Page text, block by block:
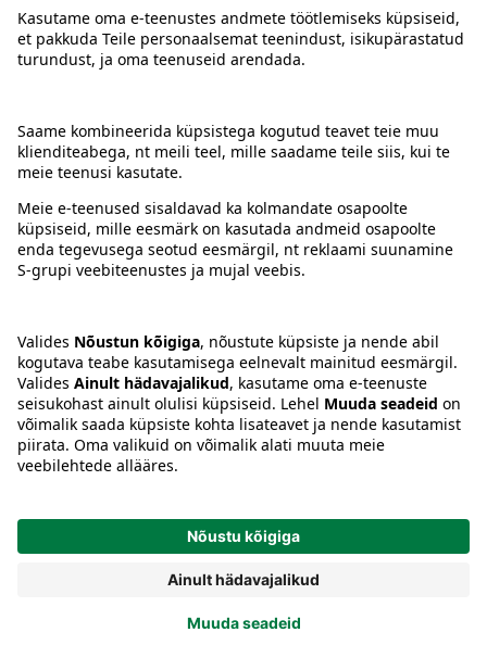
Juhised
Tingimused
Keel:ETENRU